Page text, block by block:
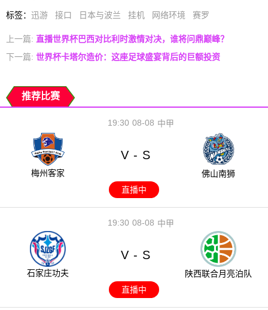
标签： 迅游 接口 日本与波兰 挂机 网络环境 赛罗
上一篇: 直播世界杯巴西对比利时激情对决，谁将问鼎巅峰？
下一篇: 世界杯卡塔尔造价：这座足球盛宴背后的巨额投资
推荐比赛
08-08
19:30 中甲
梅州客家
V - S
佛山南狮
直播中
08-08
19:30 中甲
石家庄功夫
V - S
陕西联合月亮泊队
直播中